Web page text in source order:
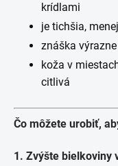
krídlami
je tichšia,
znáška
koža v
citlivá
Čo môžete urobiť,
1. Zvýšte bielkoviny